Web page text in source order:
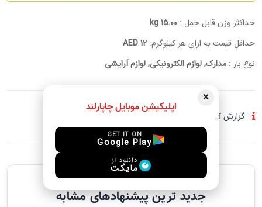
حداکثر وزن قابل حمل : 15.00 kg
حداقل قیمت به ازای هر کیلوگرم: 12 AED
نوع بار : مدارک, لوازم الکترونیکی, لوازم آرایشی
گزارش کلاهبرداری و فعالیت مشکوک
پیشنهادهای مشابه
جدید ترین پیشنهادهای مشابه
×
اپلیکیشن موبایل چاپارلند
GET IT ON
Google Play
دانلود از
مایکت